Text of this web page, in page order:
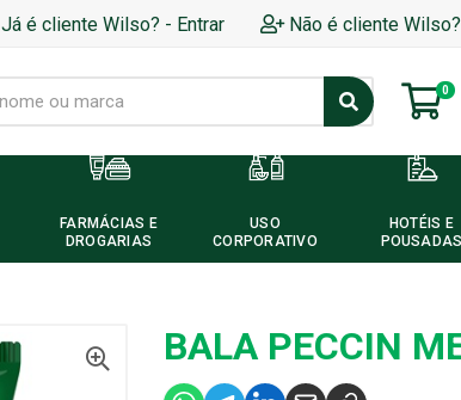
Já é cliente Wilso? - Entrar Não é cliente
0
FARMÁCIAS E
DROGARIAS
USO
CORPORATIVO
HOTÉIS E
POUSADAS
BALA PECCIN